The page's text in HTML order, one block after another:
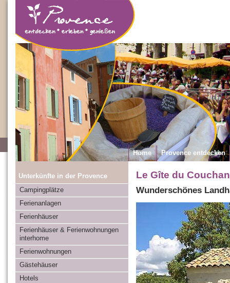
Home Provence entdecken
Unterkünfte in der Provence
Campingplätze
Ferienanlagen
Ferienhäuser
Ferienhäuser & Ferienwohnungen
interhome
Ferienwohnungen
Gästehäuser
Hotels
Le Gîte du
Wunderschönes